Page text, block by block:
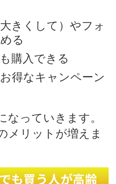
きくして）やフォ
る
購入できる
得なキャンペーン
なっていきます。
メリットが増えま
買う人が高齢